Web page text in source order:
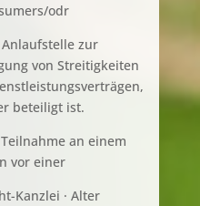
odr
zur
von Streitigkeiten
beteiligt ist.
an einem
vor einer
Kanzlei · Alter